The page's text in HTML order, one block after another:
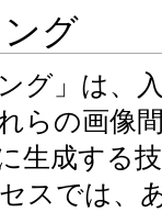
グ
グ」は、
らの画像
生成する
スでは、